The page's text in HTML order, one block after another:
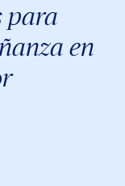
para
en